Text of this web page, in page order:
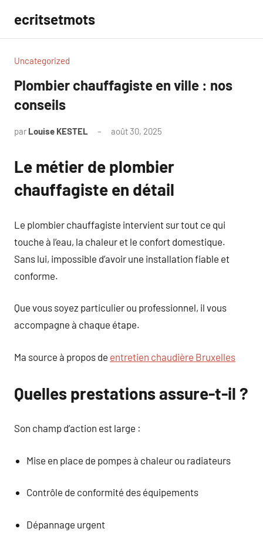
contenu
ecritsetmots
Uncategorized
Plombier chauffagiste en ville : nos
conseils
par Louise KESTEL août 30, 2025
Le métier de plombier
chauffagiste en détail
Le plombier chauffagiste intervient sur tout ce qui
touche à l’eau, la chaleur et le confort domestique.
Sans lui, impossible d’avoir une installation fiable et
conforme.
Que vous soyez particulier ou professionnel, il vous
accompagne à chaque étape.
Ma source à propos de entretien chaudière Bruxelles
Quelles prestations assure-t-il ?
Son champ d’action est large :
Mise en place de pompes à chaleur ou radiateurs
Contrôle de conformité des équipements
Dépannage urgent